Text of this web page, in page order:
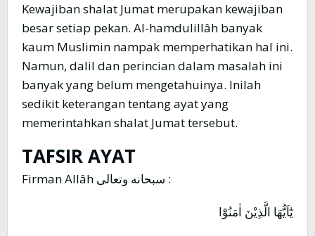
Kewajiban shalat Jumat merupakan kewajiban
besar setiap pekan. Al-hamdulillâh banyak
kaum Muslimin nampak memperhatikan hal ini.
Namun, dalil dan perincian dalam masalah ini
banyak yang belum mengetahuinya. Inilah
sedikit keterangan tentang ayat yang
memerintahkan shalat Jumat tersebut.
TAFSIR AYAT
Firman Allâh سبحانه وتعالى :
يٰٓاَيُّهَا الَّذِيْنَ اٰمَنُوْٓا